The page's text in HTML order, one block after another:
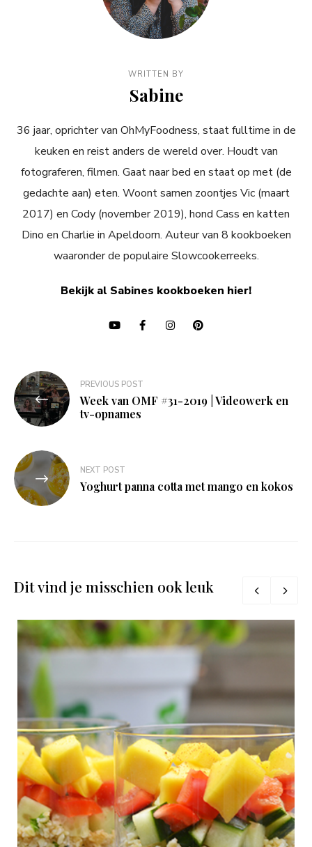
WRITTEN BY
Sabine
36 jaar, oprichter van OhMyFoodness, staat fulltime in de
keuken en reist anders de wereld over. Houdt van
fotograferen, filmen. Gaat naar bed en staat op met (de
gedachte aan) eten. Woont samen zoontjes Vic (maart
2017) en Cody (november 2019), hond Cass en katten
Dino en Charlie in Apeldoorn. Auteur van 8 kookboeken
waaronder de populaire Slowcookerreeks.
Bekijk al Sabines kookboeken hier!
Bericht
navigatie
PREVIOUS POST
Week van OMF #31-2019 | Videowerk en
tv-opnames
NEXT POST
Yoghurt panna cotta met mango en kokos
Dit vind je misschien ook leuk